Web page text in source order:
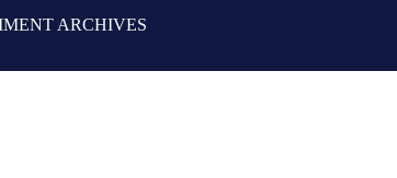
ARCHIVES